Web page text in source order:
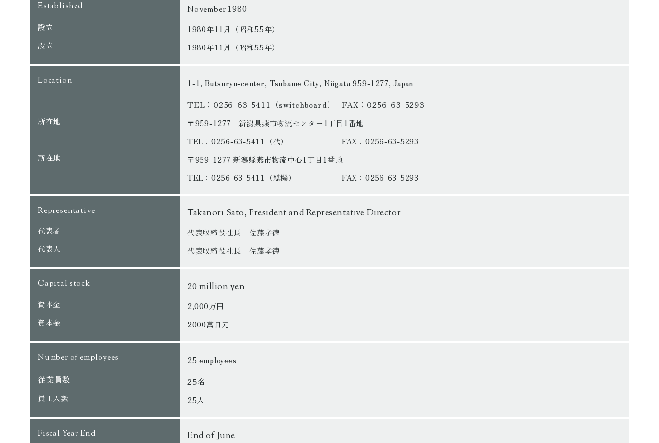
Established November 1980
設立 1980年11月（昭和55年）
設立 1980年11月（昭和55年）
Location 1-1, Butsuryu-center, Tsubame City, Niigata 959-1277, Japan
TEL： 0256-63-5411 （switchboard） FAX：0256-63-5293
所在地 〒959-1277 新潟県燕市物流センター1丁目1番地
TEL：0256-63-5411 （代） FAX：0256-63-5293
所在地 〒959-1277 新潟縣燕市物流中心1丁目1番地
TEL：0256-63-5411 （總機） FAX：0256-63-5293
Representative Takanori Sato, President and Representative Director
代表者 代表取締役社長 佐藤孝徳
代表人 代表取締役社長 佐藤孝德
Capital stock 20 million yen
資本金 2,000万円
資本金 2000萬日元
Number of employees 25 employees
従業員数 25名
員工人數 25人
Fiscal Year End End of June